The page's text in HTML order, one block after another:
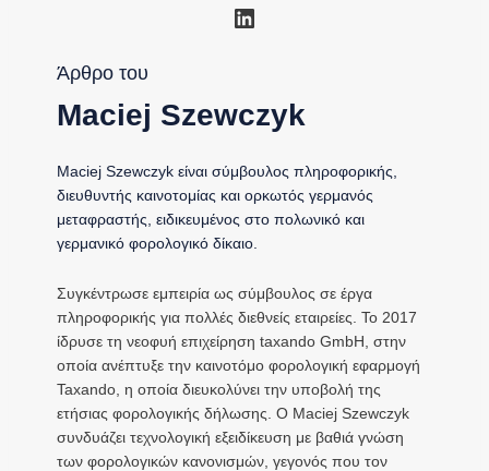
Linkedin
Άρθρο του
Maciej Szewczyk
Maciej Szewczyk είναι σύμβουλος πληροφορικής,
διευθυντής καινοτομίας και ορκωτός γερμανός
μεταφραστής, ειδικευμένος στο πολωνικό και
γερμανικό φορολογικό δίκαιο.
Συγκέντρωσε εμπειρία ως σύμβουλος σε έργα
πληροφορικής για πολλές διεθνείς εταιρείες. Το 2017
ίδρυσε τη νεοφυή επιχείρηση taxando GmbH, στην
οποία ανέπτυξε την καινοτόμο φορολογική εφαρμογή
Taxando, η οποία διευκολύνει την υποβολή της
ετήσιας φορολογικής δήλωσης. Ο Maciej Szewczyk
συνδυάζει τεχνολογική εξειδίκευση με βαθιά γνώση
των φορολογικών κανονισμών, γεγονός που τον